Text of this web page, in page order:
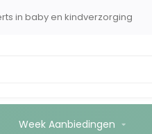
in baby en kindverzorging
Week Aanbiedingen
- 17+KG